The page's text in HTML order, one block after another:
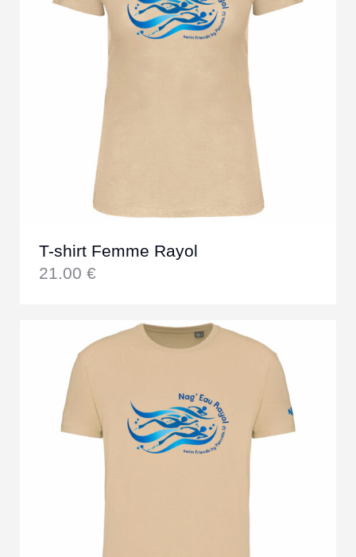
T-shirt Femme Rayol
21.00€